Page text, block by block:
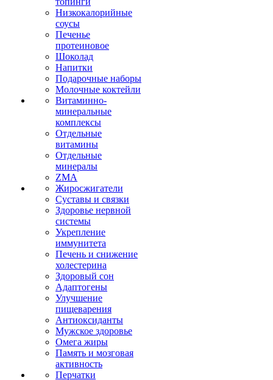
Низкокалорийные
соусы
Печенье
протеиновое
Шоколад
Напитки
Подарочные наборы
Молочные коктейли
Витаминно-
минеральные
комплексы
Отдельные
витамины
Отдельные
минералы
ZMA
Жиросжигатели
Суставы и связки
Здоровье нервной
системы
Укрепление
иммунитета
Печень и снижение
холестерина
Здоровый сон
Адаптогены
Улучшение
пищеварения
Антиоксиданты
Мужское здоровье
Омега жиры
Память и мозговая
активность
Перчатки